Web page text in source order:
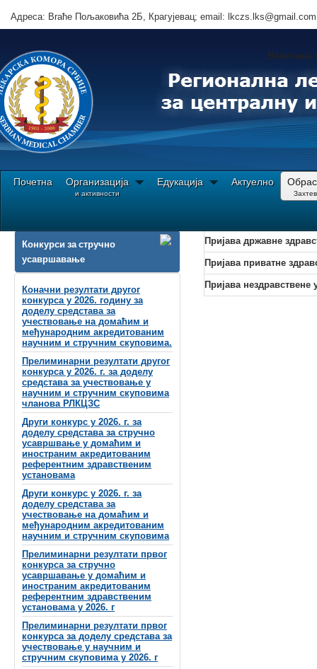
Почетна Организација
и активности
Едукација Актуелно
Адреса: Brаће Пољаковића 2Б, Крагујевац; email:
Величина
Конкурси за стручно
усавршавање
Коначни резултати другог
конкурса у 2026. годину за
доделу средстава за
учествовање на домаћим и
међународним акредитованим
научним и стручним скуповима.
Прелиминарни резултати другог
конкурса у 2026. г. за доделу
средстава за учествовање у
научним и стручним скуповима
чланова РЛКЦЗС
Други конкурс у 2026. г. за
доделу средстава за стручно
усавршвање у домаћим и
иностраним акредитованим
референтним здравственим
установама
Други конкурс у 2026. г. за
доделу средстава за
учествовање на домаћим и
међународним акредитованим
научним и стручним скуповима
Прелиминарни резултати првог
конкурса за стручно
усавршавање у домаћим и
иностраним акредитованим
референтним здравственим
установама у 2026. г
Прелиминарни резултати првог
конкурса за доделу средстава за
учествовање у научним и
стручним скуповима у 2026. г
Пријава државне
Пријава приватне
Пријава